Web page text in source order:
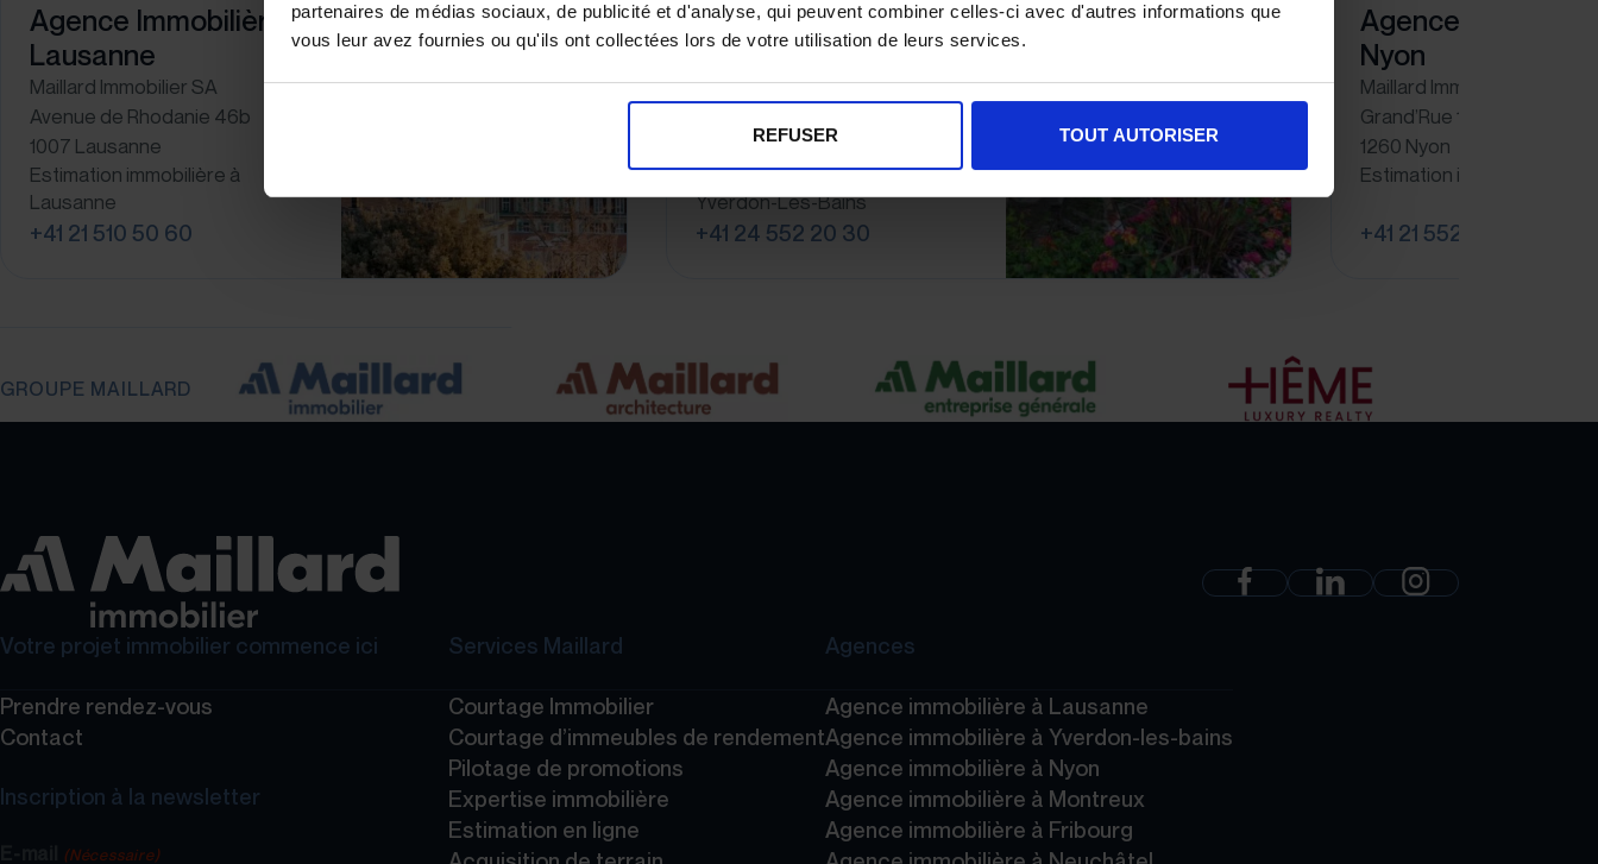
partenaires de médias sociaux, de publicité et d'analyse, qui peuvent combiner celles-ci avec d'autres informations que
vous leur avez fournies ou qu'ils ont collectées lors de votre utilisation de leurs services.
REFUSER TOUT AUTORISER
Agence Immobilière à
Lausanne
Maillard Immobilier SA
Avenue de Rhodanie 46b
1007 Lausanne
Estimation immobilière à
Lausanne
+41 21 510 50 60
Agence Immobilière à
Yverdon-les-Bains
Maillard immobilier SA
1400 Yverdon-Les-Bains
Estimation immobilière à
Yverdon-Les-Bains
+41 24 552 20 30
Agence
Nyon
Maillard Immobilier SA
Grand’Rue 15
1260 Nyon
Estimation immobilière à
+41 21 552 41 40
GROUPE MAILLARD
Votre projet immobilier commence ici
Prendre rendez-vous
Contact
Inscription à la newsletter
(Nécessaire)
Services Maillard
Courtage Immobilier
Courtage d’immeubles de rendement
Pilotage de promotions
Expertise immobilière
Estimation en ligne
Agences
Agence immobilière à Lausanne
Agence immobilière à Yverdon-les-bains
Agence immobilière à Nyon
Agence immobilière à Montreux
Agence immobilière à Fribourg